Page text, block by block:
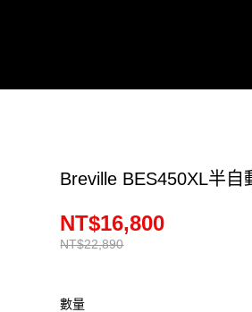
Breville BES450XL半
NT$22,890
NT$16,800
數量